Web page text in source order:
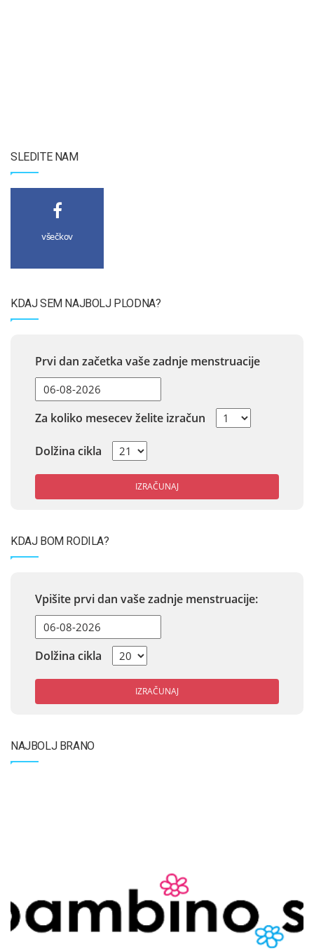
SLEDITE NAM
všečkov
KDAJ SEM NAJBOLJ PLODNA?
Prvi dan začetka vaše zadnje menstruacije
Za koliko mesecev želite izračun
Dolžina cikla
IZRAČUNAJ
KDAJ BOM RODILA?
Vpišite prvi dan vaše zadnje menstruacije:
Dolžina cikla
IZRAČUNAJ
NAJBOLJ BRANO